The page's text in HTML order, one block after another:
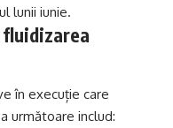
lunii iunie.
în execuție care
următoare includ: